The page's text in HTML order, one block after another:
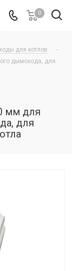
0
для котлов
-
дымохода, для
мм для
для